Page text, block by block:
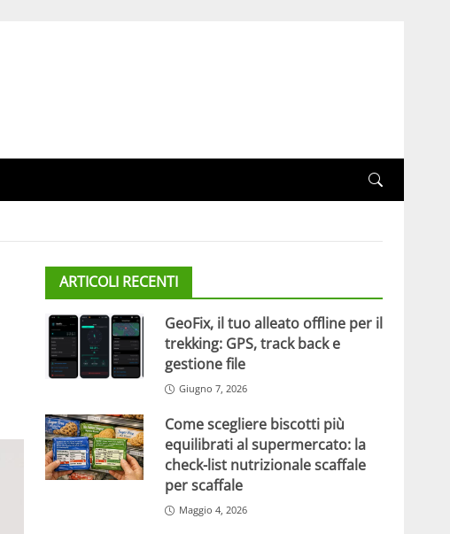
ARTICOLI RECENTI
GeoFix, il tuo alleato offline per il
trekking: GPS, track back e
gestione file
Giugno 7, 2026
Come scegliere biscotti più
equilibrati al supermercato: la
check-list nutrizionale scaffale
per scaffale
Maggio 4, 2026